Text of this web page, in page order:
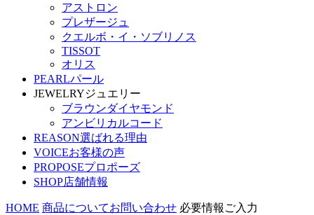
アストロン
プレザージュ
クエルボ・イ・ソブリノス
TISSOT
オリス
PEARLパール
JEWELRYジュエリー
ブラウンダイヤモンド
アンビリカルコード
REASON選ばれる理由
VOICEお客様の声
PROPOSEプロポーズ
SHOP店舗情報
HOME 商品についてお問い合わせ 必要情報ご入力